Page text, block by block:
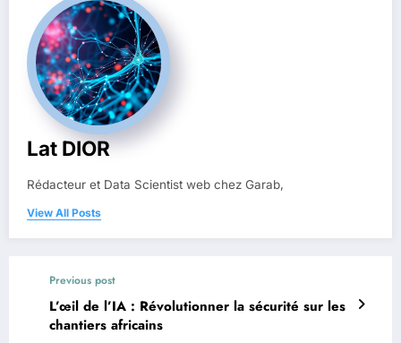
Lat DIOR
Rédacteur et Data Scientist web chez Garab,
View All Posts
Previous post
L’œil de l’IA : Révolutionner la sécurité sur les
chantiers africains